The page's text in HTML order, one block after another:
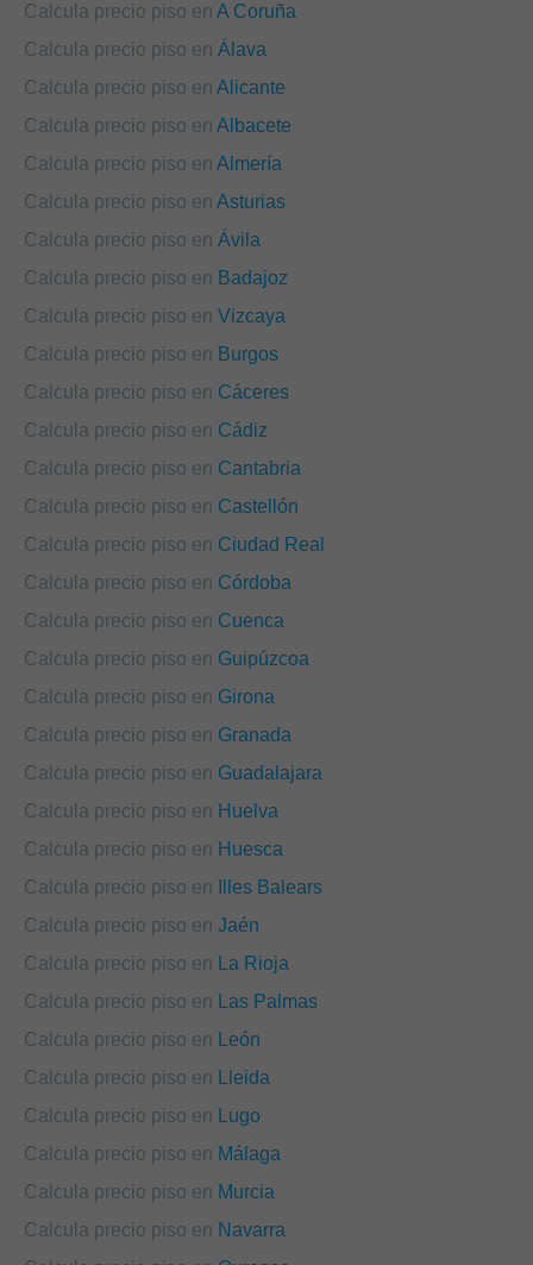
Calcula precio piso en A Coruña
Calcula precio piso en Álava
Calcula precio piso en Alicante
Calcula precio piso en Albacete
Calcula precio piso en Almería
Calcula precio piso en Asturias
Calcula precio piso en Ávila
Calcula precio piso en Badajoz
Calcula precio piso en Vizcaya
Calcula precio piso en Burgos
Calcula precio piso en Cáceres
Calcula precio piso en Cádiz
Calcula precio piso en Cantabria
Calcula precio piso en Castellón
Calcula precio piso en Ciudad Real
Calcula precio piso en Córdoba
Calcula precio piso en Cuenca
Calcula precio piso en Guipúzcoa
Calcula precio piso en Girona
Calcula precio piso en Granada
Calcula precio piso en Guadalajara
Calcula precio piso en Huelva
Calcula precio piso en Huesca
Calcula precio piso en Illes Balears
Calcula precio piso en Jaén
Calcula precio piso en La Rioja
Calcula precio piso en Las Palmas
Calcula precio piso en León
Calcula precio piso en Lleida
Calcula precio piso en Lugo
Calcula precio piso en Málaga
Calcula precio piso en Murcia
Calcula precio piso en Navarra